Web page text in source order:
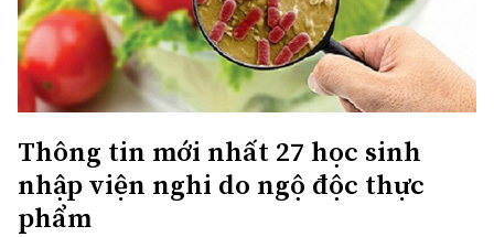
Thông tin mới nhất 27 học sinh
nhập viện nghi do ngộ độc thực
phẩm